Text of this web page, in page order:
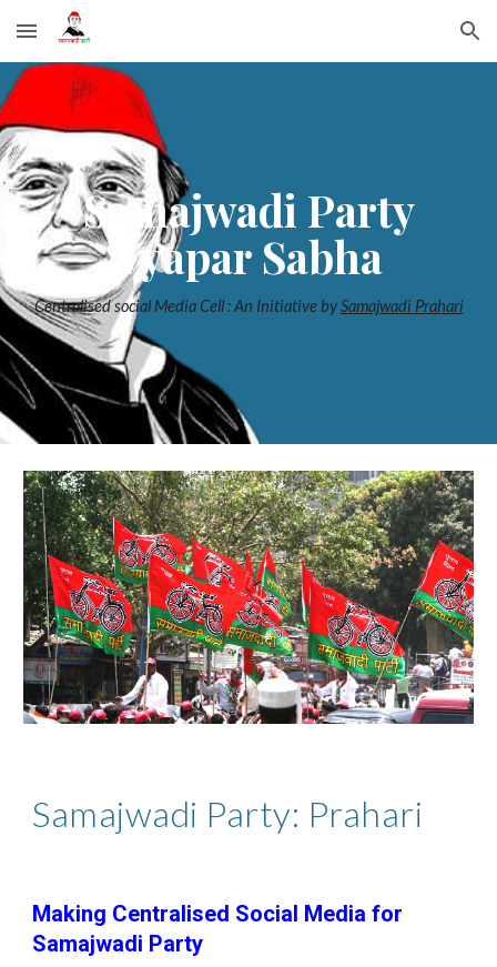
Skip to main content Skip to navigation
Samajwadi Party
Vyapar Sabha
Centralised social Media Cell : An Initiative bySamajwadi Prahari
Samajwadi Party: Prahari
Making Centralised Social Media for
Samajwadi Party